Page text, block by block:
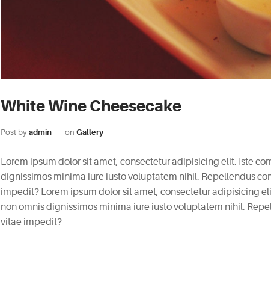
White Wine Cheesecake
Post by admin on Gallery
Lorem ipsum dolor sit amet, consectetur adipisicing elit. Iste
dignissimos minima iure iusto voluptatem nihil. Repellendus
impedit? Lorem ipsum dolor sit amet, consectetur adipisicing
non omnis dignissimos minima iure iusto voluptatem nihil.
vitae impedit?